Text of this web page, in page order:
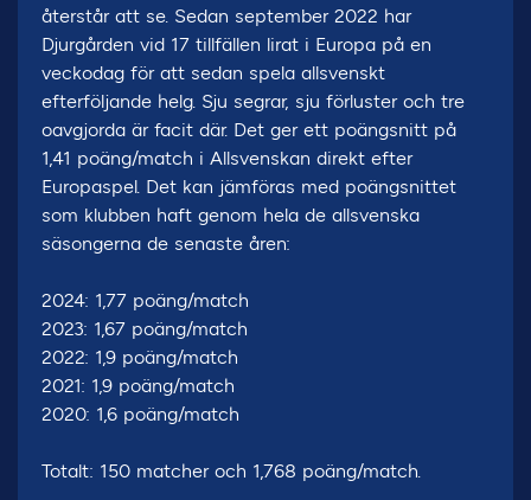
återstår att se. Sedan september 2022 har
Djurgården vid 17 tillfällen lirat i Europa på en
veckodag för att sedan spela allsvenskt
efterföljande helg. Sju segrar, sju förluster och tre
oavgjorda är facit där. Det ger ett poängsnitt på
1,41 poäng/match i Allsvenskan direkt efter
Europaspel. Det kan jämföras med poängsnittet
som klubben haft genom hela de allsvenska
säsongerna de senaste åren:
2024: 1,77 poäng/match
2023: 1,67 poäng/match
2022: 1,9 poäng/match
2021: 1,9 poäng/match
2020: 1,6 poäng/match
Totalt: 150 matcher och 1,768 poäng/match.